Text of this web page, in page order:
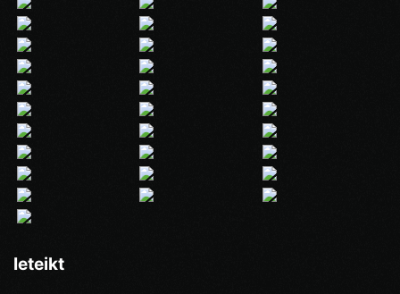
Ieteikt